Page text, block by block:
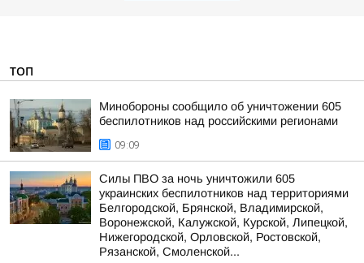
ТОП
Минобороны сообщило об уничтожении 605
беспилотников над российскими регионами
09:09
Силы ПВО за ночь уничтожили 605
украинских беспилотников над территориями
Белгородской, Брянской, Владимирской,
Воронежской, Калужской, Курской, Липецкой,
Нижегородской, Орловской, Ростовской,
Рязанской, Смоленской...